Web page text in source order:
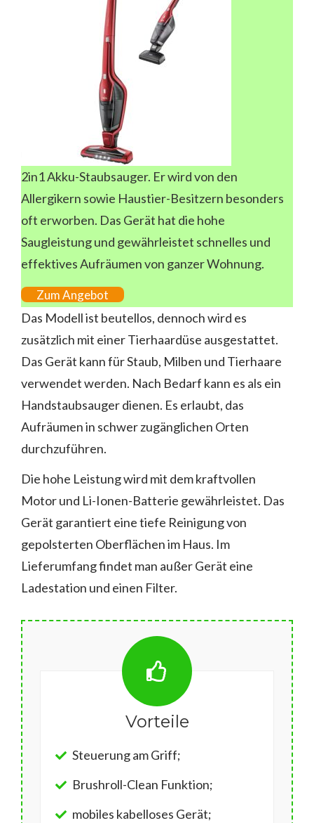
2in1 Akku-Staubsauger. Er wird von den
Allergikern sowie Haustier-Besitzern besonders
oft erworben. Das Gerät hat die hohe
Saugleistung und gewährleistet schnelles und
effektives Aufräumen von ganzer Wohnung.
Zum Angebot
Das Modell ist beutellos, dennoch wird es
zusätzlich mit einer Tierhaardüse ausgestattet.
Das Gerät kann für Staub, Milben und Tierhaare
verwendet werden. Nach Bedarf kann es als ein
Handstaubsauger dienen. Es erlaubt, das
Aufräumen in schwer zugänglichen Orten
durchzuführen.
Die hohe Leistung wird mit dem kraftvollen
Motor und Li-Ionen-Batterie gewährleistet. Das
Gerät garantiert eine tiefe Reinigung von
gepolsterten Oberflächen im Haus. Im
Lieferumfang findet man außer Gerät eine
Ladestation und einen Filter.
Vorteile
Steuerung am Griff;
Brushroll-Clean Funktion;
mobiles kabelloses Gerät;